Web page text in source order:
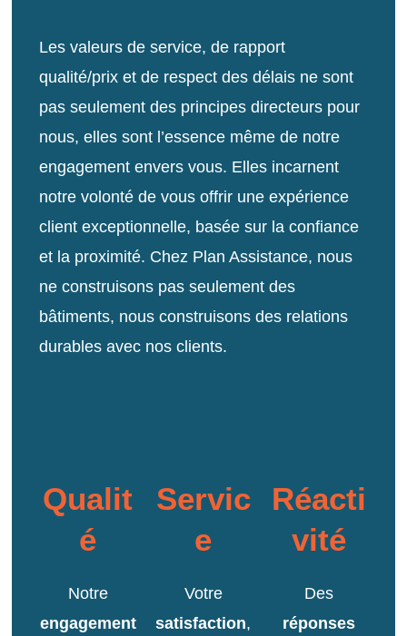
Les valeurs de service, de rapport
qualité/prix et de respect des délais ne sont
pas seulement des principes directeurs pour
nous, elles sont l’essence même de notre
engagement envers vous. Elles incarnent
notre volonté de vous offrir une expérience
client exceptionnelle, basée sur la confiance
et la proximité. Chez Plan Assistance, nous
ne construisons pas seulement des
bâtiments, nous construisons des relations
durables avec nos clients.
Qualit
é
Notre
engagement
Servic
e
Votre
satisfaction,
Réacti
vité
Des
réponses